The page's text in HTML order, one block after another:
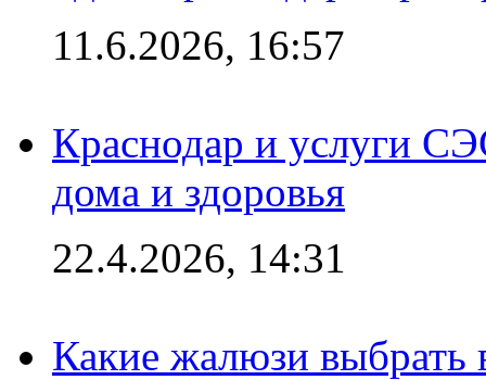
11.6.2026, 16:57
Краснодар и услуги
дома и здоровья
22.4.2026, 14:31
Какие жалюзи выбрать